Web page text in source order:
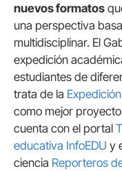
nuevos formatos
una perspectiva
multidisciplinar. El
expedición
estudiantes de
trata de la
como mejor
cuenta con el portal
educativa InfoEDU y
ciencia Reporteros